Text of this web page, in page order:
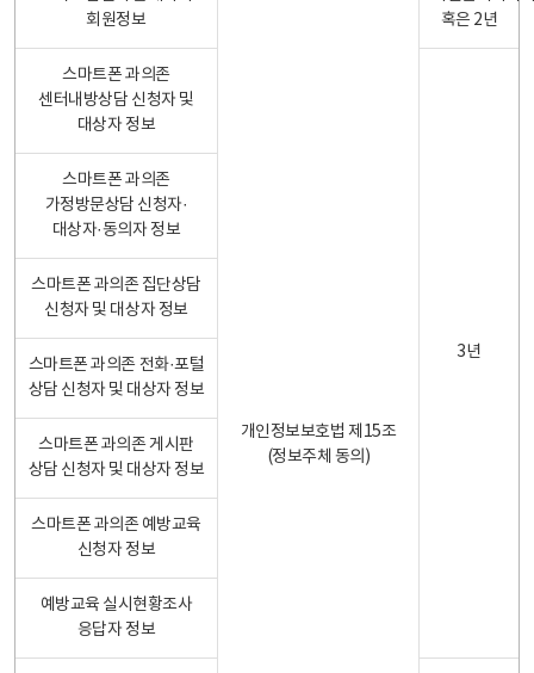
회원정보
개인정보보호법 제15조
(정보주체 동의)
혹은 2년
스마트폰 과의존
센터내방상담 신청자 및
대상자 정보
3년
스마트폰 과의존
가정방문상담 신청자·
대상자·동의자 정보
스마트폰 과의존 집단상담
신청자 및 대상자 정보
스마트폰 과의존 전화·포털
상담 신청자 및 대상자 정보
스마트폰 과의존 게시판
상담 신청자 및 대상자 정보
스마트폰 과의존 예방교육
신청자 정보
예방교육 실시현황조사
응답자 정보